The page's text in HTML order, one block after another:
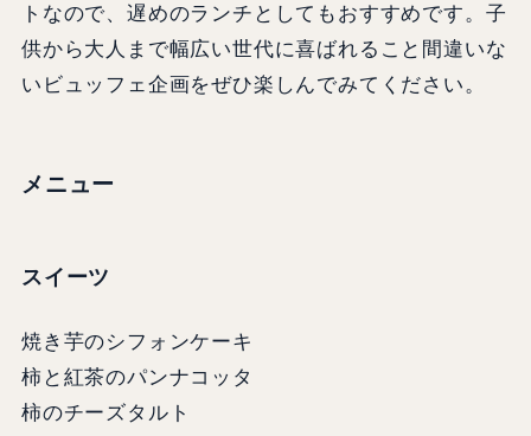
トなので、遅めのランチとしてもおすすめです。子
供から大人まで幅広い世代に喜ばれること間違いな
いビュッフェ企画をぜひ楽しんでみてください。
メニュー
スイーツ
焼き芋のシフォンケーキ
柿と紅茶のパンナコッタ
柿のチーズタルト